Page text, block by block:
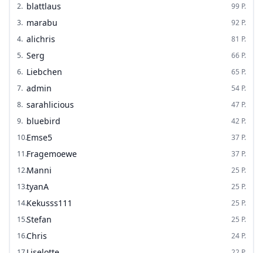
2. blattlaus 99 P.
3. marabu 92 P.
4. alichris 81 P.
5. Serg 66 P.
6. Liebchen 65 P.
7. admin 54 P.
8. sarahlicious 47 P.
9. bluebird 42 P.
10.Emse5 37 P.
11.Fragemoewe 37 P.
12.Manni 25 P.
13.tyanA 25 P.
14.Kekusss111 25 P.
15.Stefan 25 P.
16.Chris 24 P.